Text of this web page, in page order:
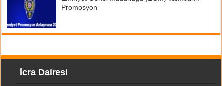
Promosyon
İcra Dairesi